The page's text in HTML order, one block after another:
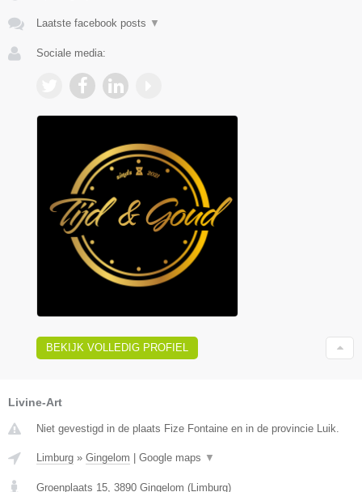
Laatste facebook posts ▼
Sociale media:
BEKIJK VOLLEDIG PROFIEL
Livine-Art
Niet gevestigd in de plaats Fize Fontaine en in de provincie Luik.
Limburg » Gingelom | Google maps ▼
Groenplaats 15 3890 Gingelom (Limburg)